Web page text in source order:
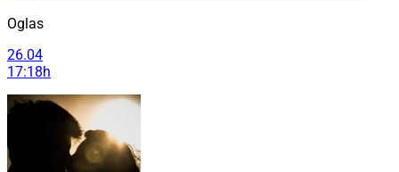
Oglas
26.04
17:18h